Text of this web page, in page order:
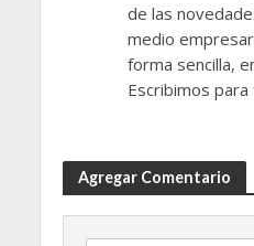
de las
medio
forma sencilla,
Escribimos para
Agregar Comentario